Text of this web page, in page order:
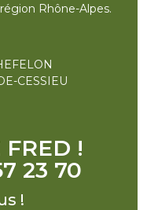
Rhône-Alpes.
CESSIEU
!
23 70
!